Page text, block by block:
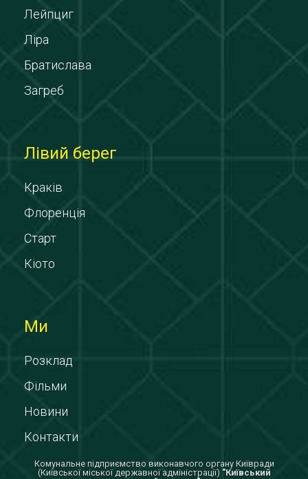
Лейпциг
Ліра
Братислава
Загреб
Лівий берег
Краків
Флоренція
Старт
Кіото
Ми
Розклад
Фільми
Новини
Контакти
Комунальне підприємство виконавчого органу Київради
(Київської міської державної адміністрації) "Київський